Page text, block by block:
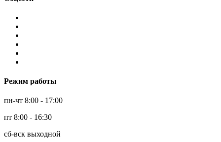
Режим работы
пн-чт 8:00 - 17:00
пт 8:00 - 16:30
сб-вск выходной